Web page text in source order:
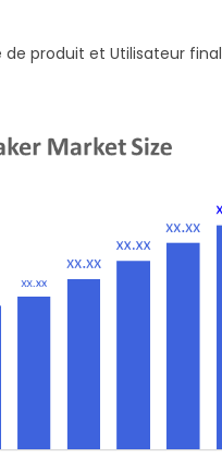
de produit et Utilisateur final